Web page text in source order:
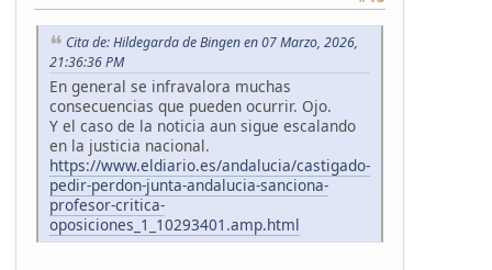
Cita de: Hildegarda de Bingen en 07 Marzo, 2026,
21:36:36 PM
En general se infravalora muchas
consecuencias que pueden ocurrir. Ojo.
Y el caso de la noticia aun sigue escalando
en la justicia nacional.
https://www.eldiario.es/andalucia/castigado-
pedir-perdon-junta-andalucia-sanciona-
profesor-critica-
oposiciones_1_10293401.amp.html